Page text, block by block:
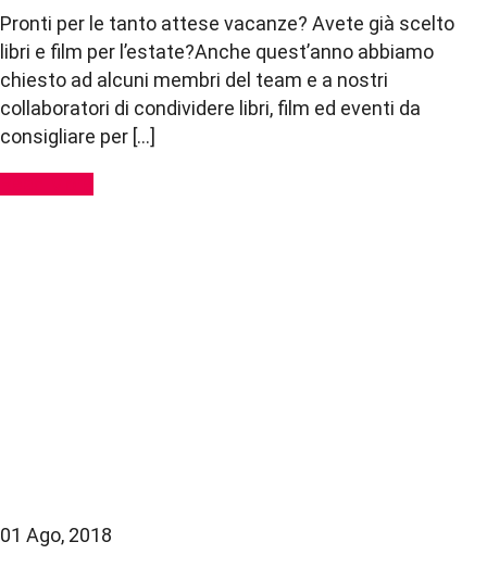
Pronti per le tanto attese vacanze? Avete già scelto
libri e film per l’estate?Anche quest’anno abbiamo
chiesto ad alcuni membri del team e a nostri
collaboratori di condividere libri, film ed eventi da
consigliare per […]
01 Ago, 2018